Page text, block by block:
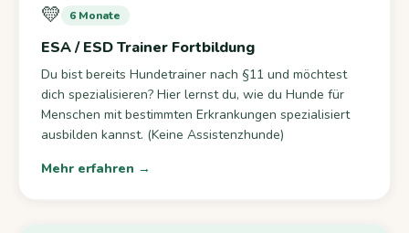
💛 6 Monate
ESA / ESD Trainer Fortbildung
Du bist bereits Hundetrainer nach §11 und möchtest
dich spezialisieren? Hier lernst du, wie du Hunde für
Menschen mit bestimmten Erkrankungen spezialisiert
ausbilden kannst. (Keine Assistenzhunde)
Mehr erfahren →